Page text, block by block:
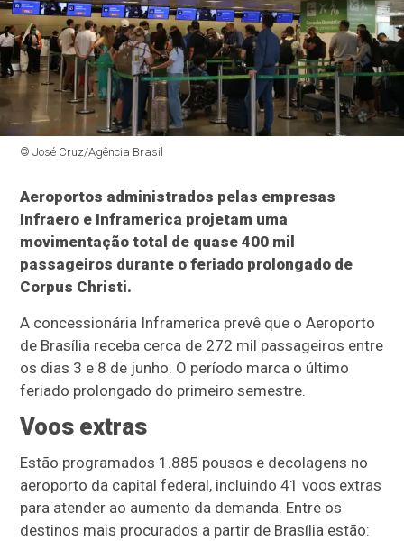
© José Cruz/Agência Brasil
Aeroportos administrados pelas empresas
Infraero e Inframerica projetam uma
movimentação total de quase 400 mil
passageiros durante o feriado prolongado de
Corpus Christi.
A concessionária Inframerica prevê que o Aeroporto
de Brasília receba cerca de 272 mil passageiros entre
os dias 3 e 8 de junho. O período marca o último
feriado prolongado do primeiro semestre.
Voos extras
Estão programados 1.885 pousos e decolagens no
aeroporto da capital federal, incluindo 41 voos extras
para atender ao aumento da demanda. Entre os
destinos mais procurados a partir de Brasília estão: